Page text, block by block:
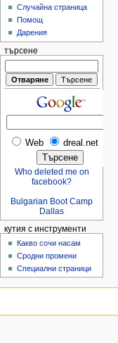
Случайна страница
Помощ
Дарения
търсене
Web dreal.net
Who deleted me on
facebook?
Bulgarian Boot Camp
Dallas
кутия с инструменти
Какво сочи насам
Сродни промени
Специални страници